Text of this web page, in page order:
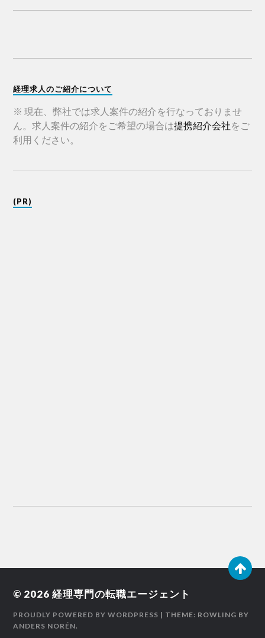
経理求人のご紹介について
※ 現在、弊社では求人案件の紹介を行なっておりませ
ん。求人案件の紹介をご希望の場合は提携紹介会社をご
利用ください。
(PR)
© 2026経理専門の転職エージェント
PROUDLY POWERED BY WORDPRESS | THEME: ROWLING BY
ANDERS NORÉN.